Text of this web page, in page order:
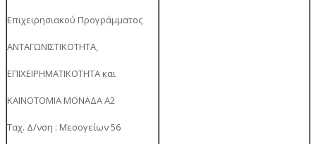
Επιχειρησιακού Προγράμματος
ΑΝΤΑΓΩΝΙΣΤΙΚΟΤΗΤΑ,
ΕΠΙΧΕΙΡΗΜΑΤΙΚΟΤΗΤΑ και
ΚΑΙΝΟΤΟΜΙΑ ΜΟΝΑΔΑ Α2
Ταχ. Δ/νση : Μεσογείων 56